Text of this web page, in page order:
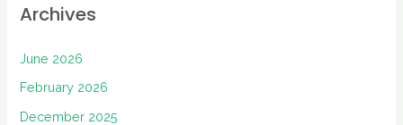
Archives
June 2026
February 2026
December 2025